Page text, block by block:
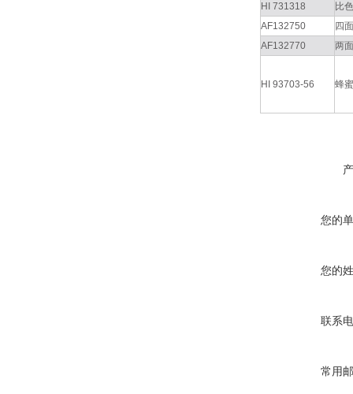
HI 731318
比
AF132750
四
AF132770
两
HI 93703-56 蜂
您的
您的
联系
常用